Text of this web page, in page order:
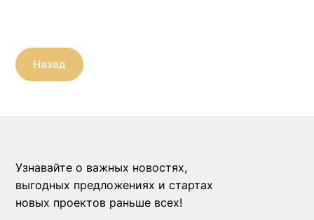
Назад
Узнавайте о важных новостях,
выгодных предложениях и стартах
новых проектов раньше всех!